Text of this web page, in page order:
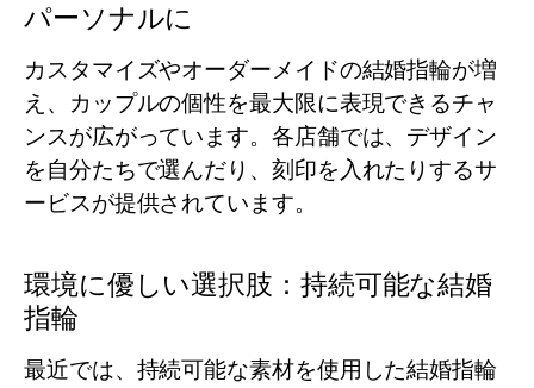
パーソナルに
カスタマイズやオーダーメイドの結婚指輪が増
え、カップルの個性を最大限に表現できるチャ
ンスが広がっています。各店舗では、デザイン
を自分たちで選んだり、刻印を入れたりするサ
ービスが提供されています。
環境に優しい選択肢：持続可能な結婚
指輪
最近では、持続可能な素材を使用した結婚指輪